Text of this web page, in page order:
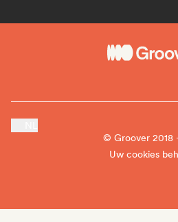
© Groover 2018
Uw cookies